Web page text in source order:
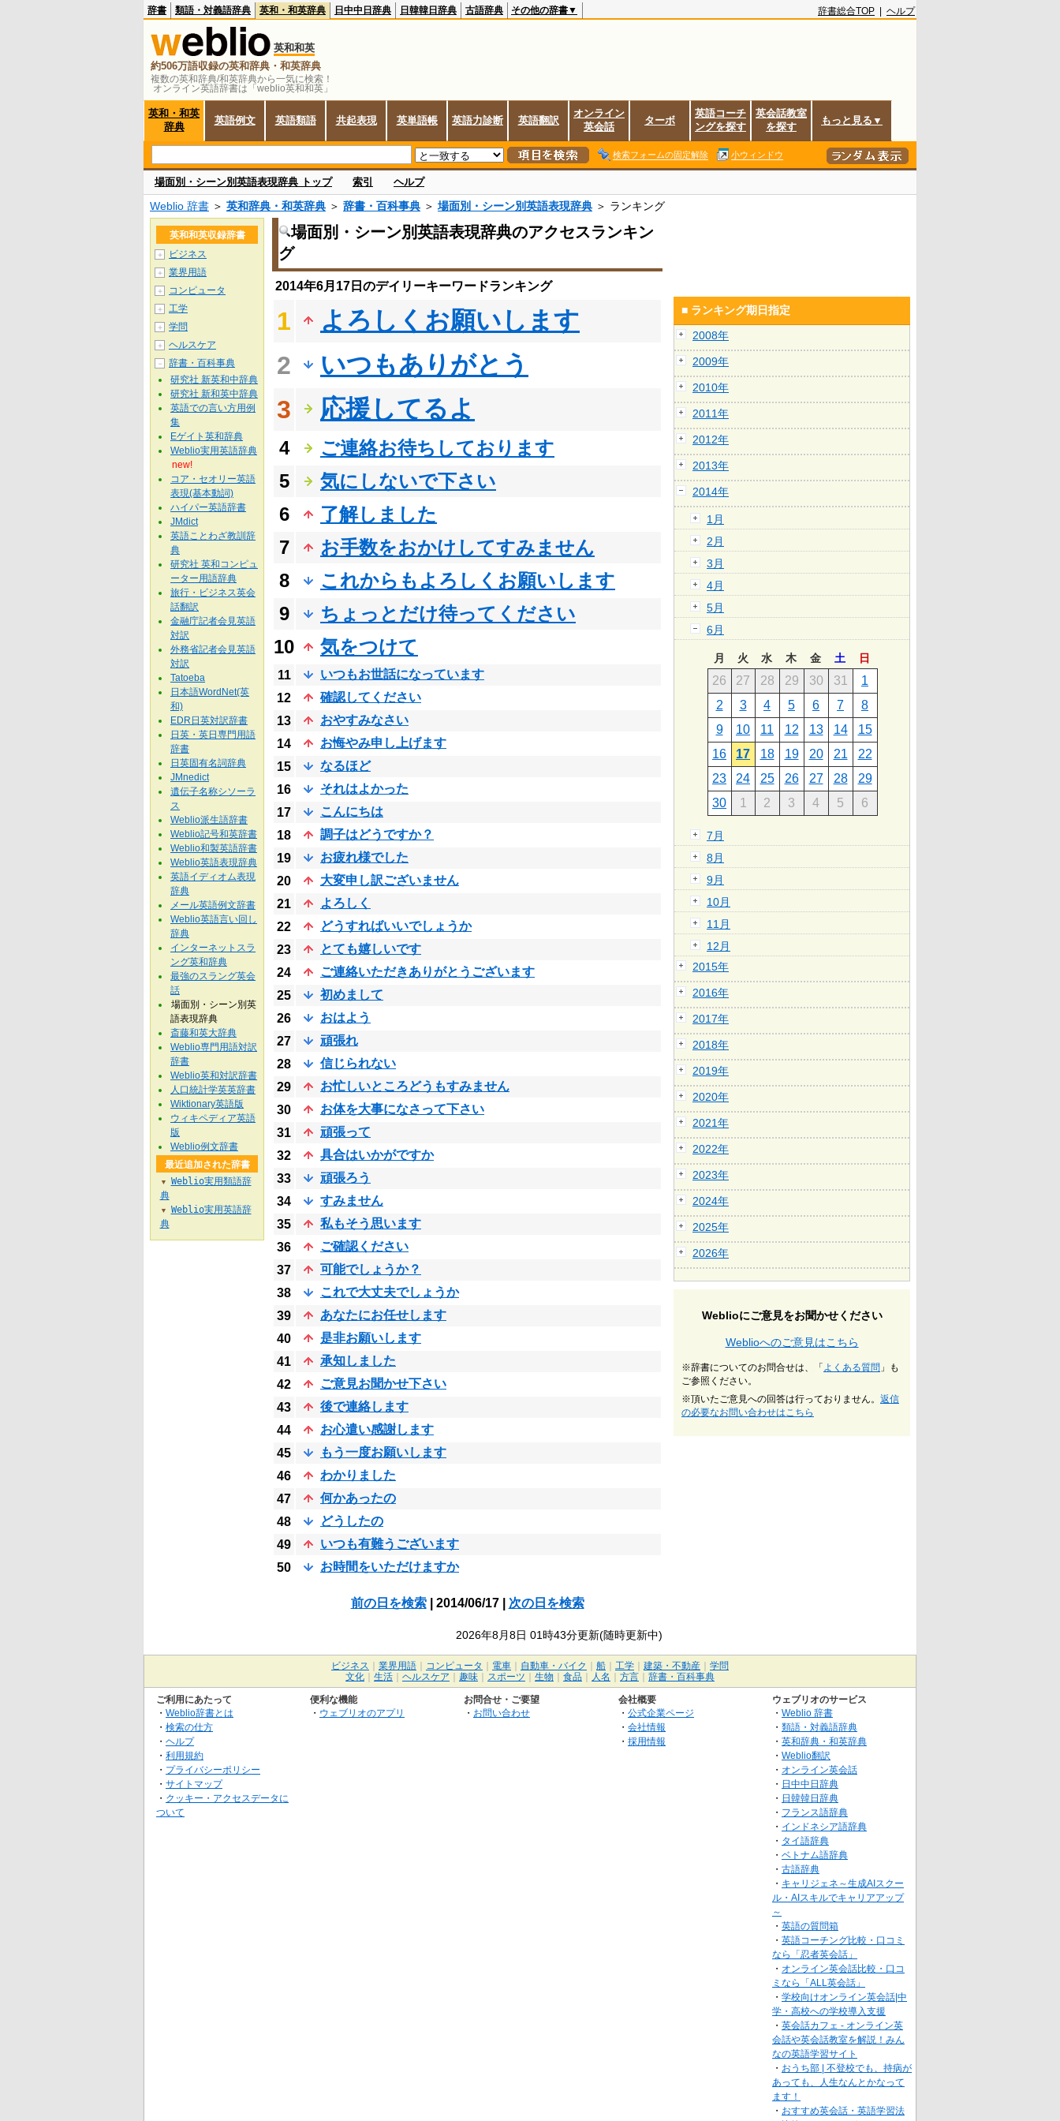
複数の英和辞典/和英辞典から一気に検索！
オンライン英語辞書は「weblio英和和英」
辞書 類語・対義語辞典 英和・和英辞典 日中中日辞典 日韓韓日辞典 古語辞典 その他の辞書▼ 辞書総合TOP ヘルプ
英和和英
約506万語収録の英和辞典・和英辞典
英和・和英
辞典
英語例文 英語類語 共起表現 英単語帳 英語力診断 英語翻訳
オンライン
英会話
ターボ
英語コーチ
ングを探す
英会話教室
を探す
もっと見る▼
検索フォームの固定解除 小ウィンドウ
場面別・シーン別英語表現辞典 トップ 索引 ヘルプ
Weblio 辞書 ＞ 英和辞典・和英辞典 ＞ 辞書・百科事典 ＞ 場面別・シーン別英語表現辞典 ＞ ランキング
場面別・シーン別英語表現辞典のアクセスランキン
グ
2014年6月17日のデイリーキーワードランキング
1
よろしくお願いします
2
いつもありがとう
3
応援してるよ
4
ご連絡お待ちしております
5
気にしないで下さい
6
了解しました
7
お手数をおかけしてすみません
8
これからもよろしくお願いします
9
ちょっとだけ待ってください
10
気をつけて
11
いつもお世話になっています
12
確認してください
13
おやすみなさい
14
お悔やみ申し上げます
15
なるほど
16
それはよかった
17
こんにちは
18
調子はどうですか？
19
お疲れ様でした
20
大変申し訳ございません
21
よろしく
22
どうすればいいでしょうか
23
とても嬉しいです
24
ご連絡いただきありがとうございます
25
初めまして
26
おはよう
27
頑張れ
28
信じられない
29
お忙しいところどうもすみません
30
お体を大事になさって下さい
31
頑張って
32
具合はいかがですか
33
頑張ろう
34
すみません
35
私もそう思います
36
ご確認ください
37
可能でしょうか？
38
これで大丈夫でしょうか
39
あなたにお任せします
40
是非お願いします
41
承知しました
42
ご意見お聞かせ下さい
43
後で連絡します
44
お心遣い感謝します
45
もう一度お願いします
46
わかりました
47
何かあったの
48
どうしたの
49
いつも有難うございます
50
お時間をいただけますか
前の日を検索| 2014/06/17 | 次の日を検索
2026年8月8日 01時43分更新(随時更新中)
英和和英収録辞書
＋ ビジネス
＋ 業界用語
＋ コンピュータ
＋ 工学
＋ 学問
＋ ヘルスケア
－
辞書・百科事典
研究社 新英和中辞典
研究社 新和英中辞典
英語での言い方用例
集
Eゲイト英和辞典
Weblio実用英語辞典
new!
コア・セオリー英語
表現(基本動詞)
ハイパー英語辞書
JMdict
英語ことわざ教訓辞
典
研究社 英和コンピュ
ーター用語辞典
旅行・ビジネス英会
話翻訳
金融庁記者会見英語
対訳
外務省記者会見英語
対訳
Tatoeba
日本語WordNet(英
和)
EDR日英対訳辞書
日英・英日専門用語
辞書
日英固有名詞辞典
JMnedict
遺伝子名称シソーラ
ス
Weblio派生語辞書
Weblio記号和英辞書
Weblio和製英語辞書
Weblio英語表現辞典
英語イディオム表現
辞典
メール英語例文辞書
Weblio英語言い回し
辞典
インターネットスラ
ング英和辞典
最強のスラング英会
話
場面別・シーン別英
語表現辞典
斎藤和英大辞典
Weblio専門用語対訳
辞書
Weblio英和対訳辞書
人口統計学英英辞書
Wiktionary英語版
ウィキペディア英語
版
Weblio例文辞書
最近追加された辞書
▼
Weblio実用類語辞
典
▼
Weblio実用英語辞
典
■ ランキング期日指定
2008年
2009年
2010年
2011年
2012年
2013年
2014年
1月
2月
3月
4月
5月
6月
月 火 水 木 金 土 日
26 27 28 29 30 31
1
2
3 4 5 6 7
8
9
10 11 12 13 14
15
16
17 18 19 20 21
22
23
24 25 26 27 28
29
30
1 2 3 4 5 6
7月
8月
9月
10月
11月
12月
2015年
2016年
2017年
2018年
2019年
2020年
2021年
2022年
2023年
2024年
2025年
2026年
Weblioにご意見をお聞かせください
Weblioへのご意見はこちら
※辞書についてのお問合せは、「 よくある質問 」も
ご参照ください。
※頂いたご意見への回答は行っておりません。 返信
の必要なお問い合わせはこちら
ビジネス 業界用語 コンピュータ 電車 自動車・バイク 船 工学 建築・不動産
学問
文化
生活 ヘルスケア 趣味 スポーツ 生物 食品 人名 方言 辞書・百科事典
ご利用にあたって
・ Weblio辞書とは
・ 検索の仕方
・ ヘルプ
・ 利用規約
・ プライバシーポリシー
・ サイトマップ
・ クッキー・アクセスデータに
ついて
便利な機能
・ ウェブリオのアプリ
お問合せ・ご要望
・ お問い合わせ
会社概要
・ 公式企業ページ
・ 会社情報
・ 採用情報
ウェブリオのサービス
・ Weblio 辞書
・ 類語・対義語辞典
・ 英和辞典・和英辞典
・ Weblio翻訳
・ オンライン英会話
・ 日中中日辞典
・ 日韓韓日辞典
・ フランス語辞典
・ インドネシア語辞典
・ タイ語辞典
・ ベトナム語辞典
・ 古語辞典
・ キャリジェネ～生成AIスクー
ル・AIスキルでキャリアアップ
～
・ 英語の質問箱
・ 英語コーチング比較・口コミ
なら「忍者英会話」
・ オンライン英会話比較・口コ
ミなら「ALL英会話」
・ 学校向けオンライン英会話|中
学・高校への学校導入支援
・ 英会話カフェ - オンライン英
会話や英会話教室を解説！みん
なの英語学習サイト
・ おうち部 | 不登校でも、持病が
あっても、人生なんとかなって
ます！
・ おすすめ英会話・英語学習法